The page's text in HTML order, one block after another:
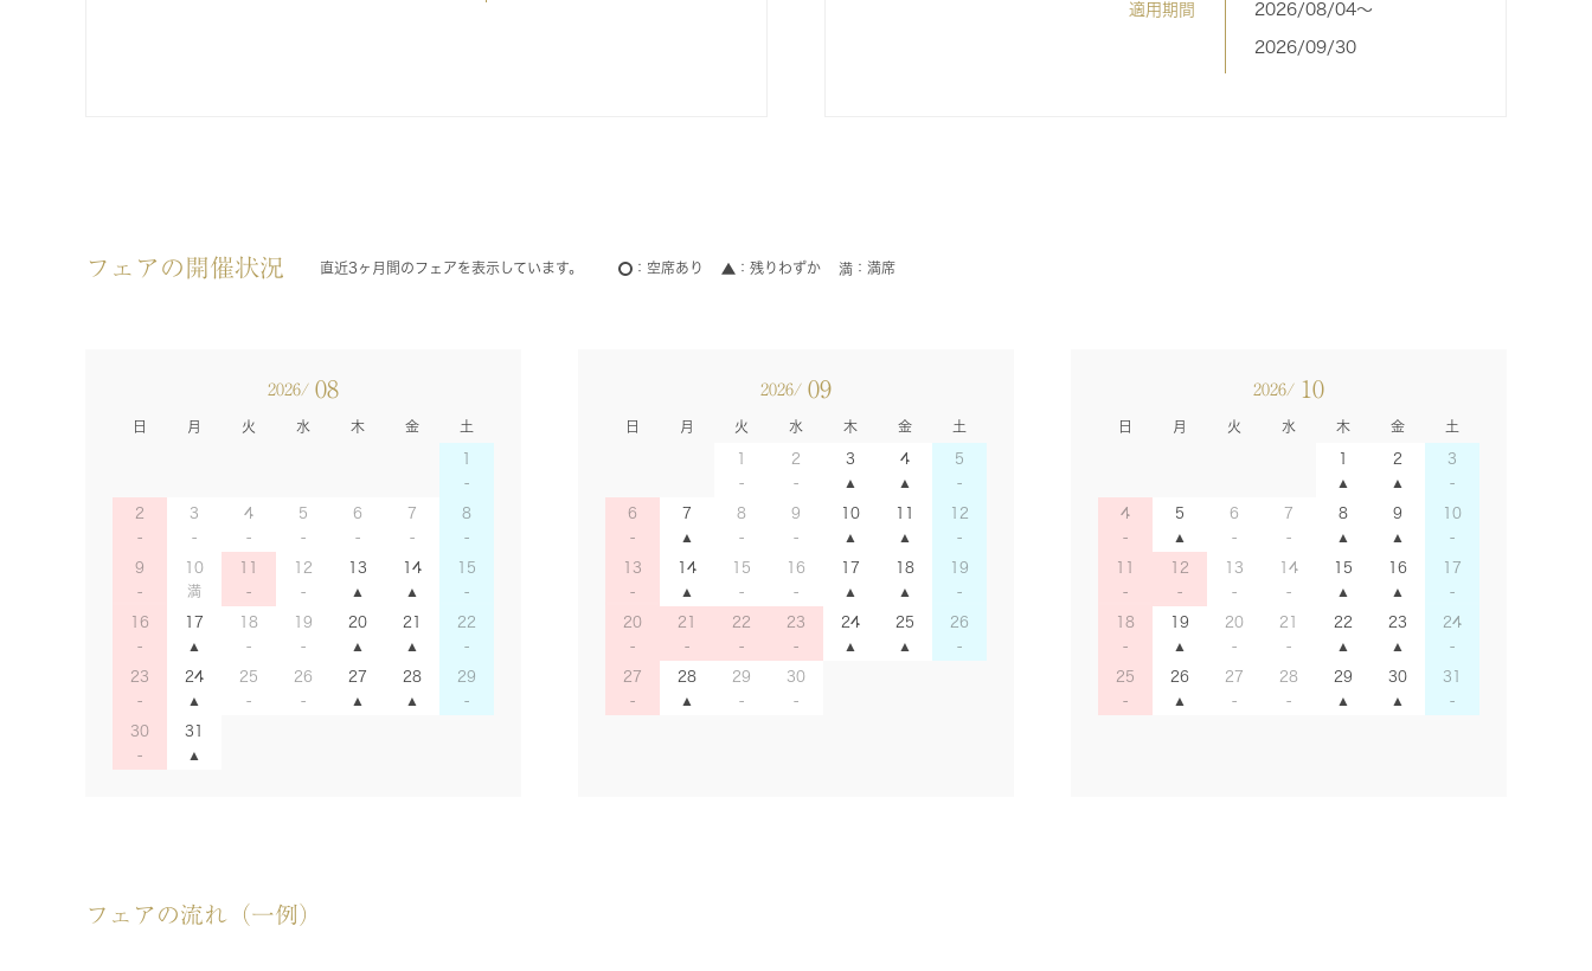
適用期間 2026/08/04〜
2026/09/30
フェアの開催状況 直近3ヶ月間のフェアを表示しています。 空席あり 残りわずか 満席
2026/ 08
日 月 火 水 木 金 土
1
2 3 4 5 6 7 8
9 10 11 12 13 14 15
16 17 18 19 20 21 22
23 24 25 26 27 28 29
30 31
2026/ 09
日 月 火 水 木 金 土
1 2 3 4 5
6 7 8 9 10 11 12
13 14 15 16 17 18 19
20 21 22 23 24 25 26
27 28 29 30
2026/ 10
日 月 火 水 木 金 土
1 2 3
4 5 6 7 8 9 10
11 12 13 14 15 16 17
18 19 20 21 22 23 24
25 26 27 28 29 30 31
フェアの流れ（一例）